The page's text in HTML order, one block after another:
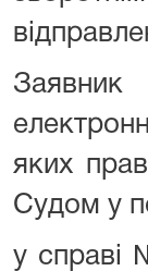
Заявник
яких
Судом у
у справі